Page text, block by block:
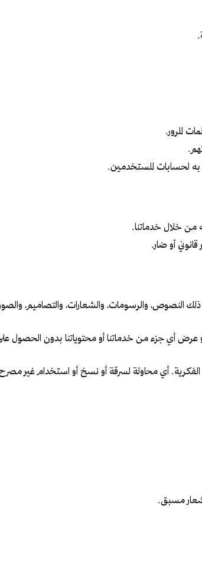
المرور.
لحسابات المستخدمين.
من خلال خدماتنا.
أو ضار.
ذلك النصوص، والرسومات، والشعارات، والتصاميم،
أو عرض أي جزء من خدماتنا أو محتوياتنا بدون
أي محاولة لسرقة أو نسخ أو استخدام غير مصرح
مسبق.